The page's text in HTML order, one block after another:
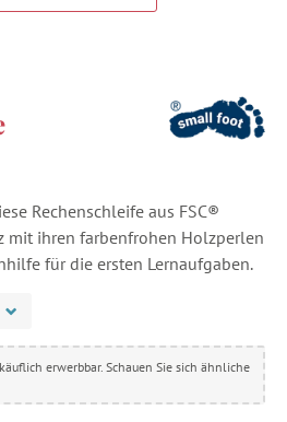
Rechenschleife aus FSC®
mit ihren farbenfrohen Holzperlen
für die ersten Lernaufgaben.
erwerbbar. Schauen Sie sich ähnliche